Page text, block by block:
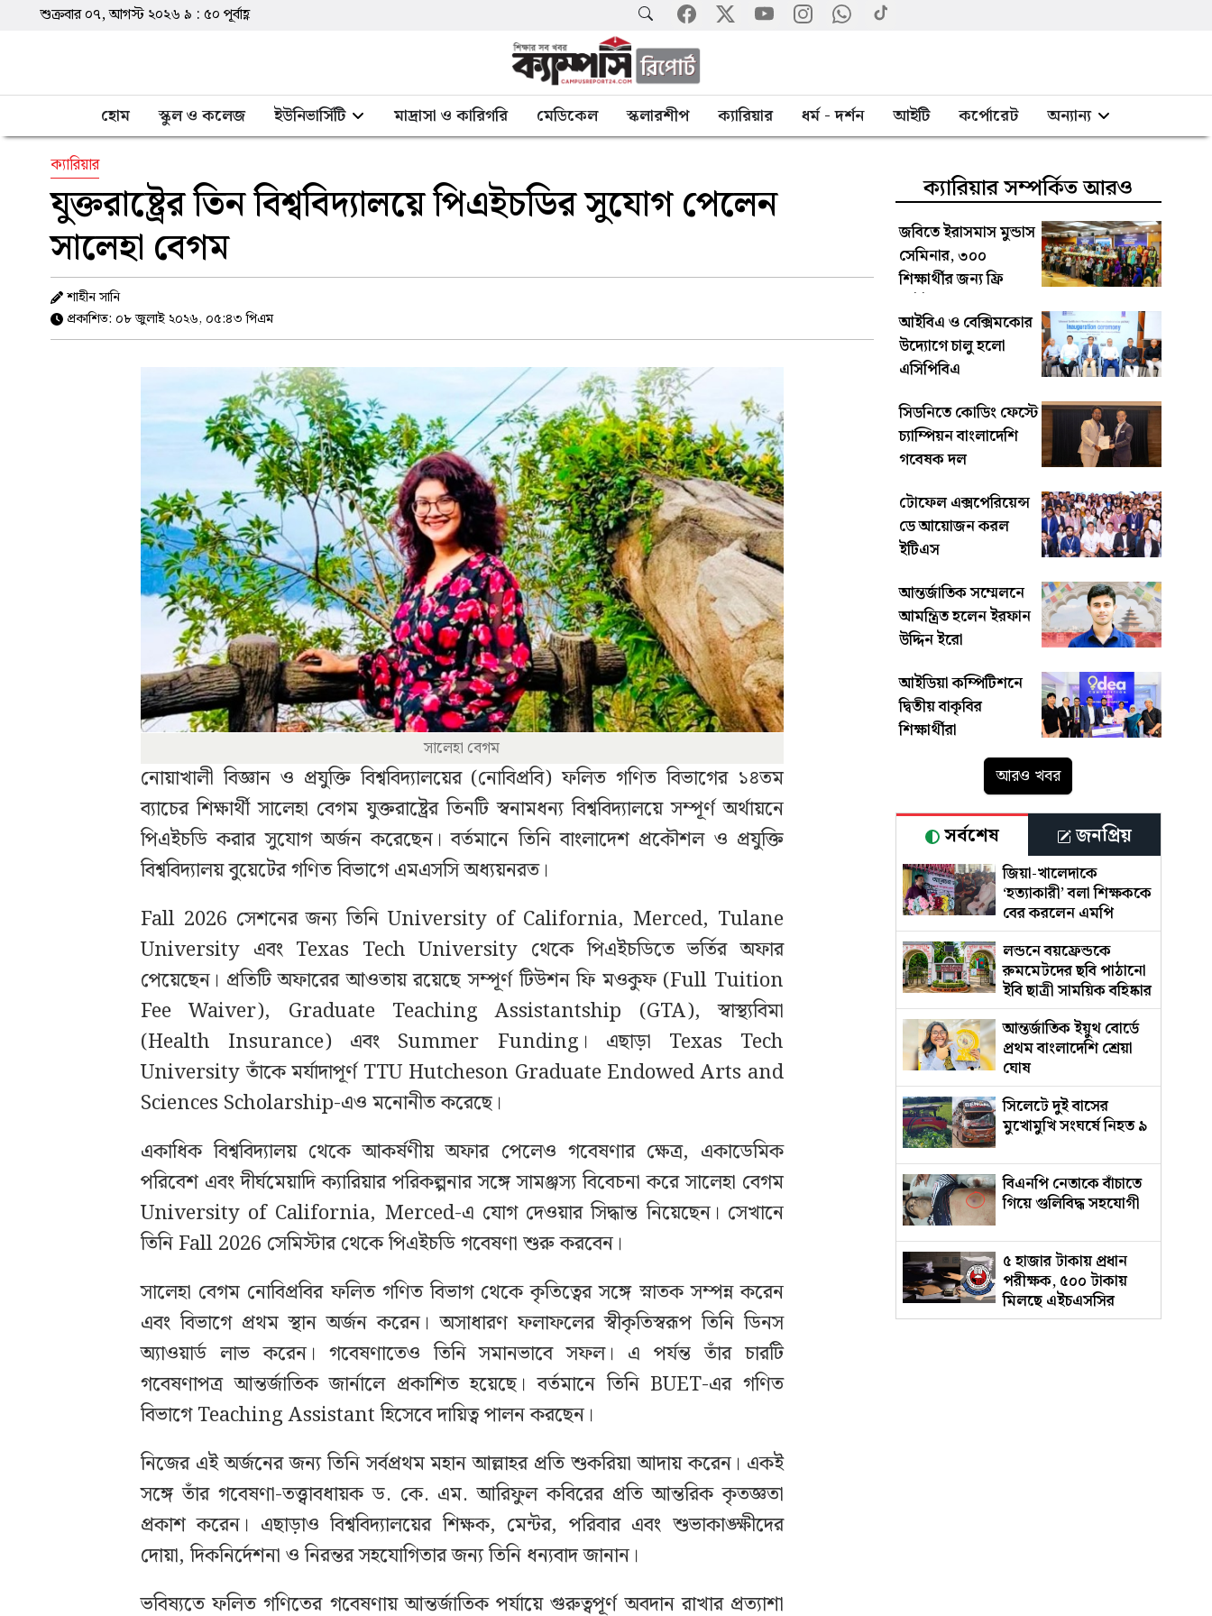
শুক্রবার ০৭, আগস্ট ২০২৬ ৯ : ৫০ পূর্বাহ্ণ
হোম স্কুল ও কলেজ ইউনিভার্সিটি মাদ্রাসা ও কারিগরি মেডিকেল স্কলারশীপ ক্যারিয়ার ধর্ম - দর্শন আইটি কর্পোরেট অন্যান্য
ক্যারিয়ার
যুক্তরাষ্ট্রের তিন বিশ্ববিদ্যালয়ে পিএইচডির সুযোগ পেলেন
সালেহা বেগম
শাহীন সানি
প্রকাশিত: ০৮ জুলাই ২০২৬, ০৫:৪৩ পিএম
সালেহা বেগম
নোয়াখালী বিজ্ঞান ও প্রযুক্তি বিশ্ববিদ্যালয়ের (নোবিপ্রবি) ফলিত গণিত বিভাগের ১৪তম
ব্যাচের শিক্ষার্থী সালেহা বেগম যুক্তরাষ্ট্রের তিনটি স্বনামধন্য বিশ্ববিদ্যালয়ে সম্পূর্ণ অর্থায়নে
পিএইচডি করার সুযোগ অর্জন করেছেন। বর্তমানে তিনি বাংলাদেশ প্রকৌশল ও প্রযুক্তি
বিশ্ববিদ্যালয় বুয়েটের গণিত বিভাগে এমএসসি অধ্যয়নরত।
Fall 2026 সেশনের জন্য তিনি University of California, Merced, Tulane
University এবং Texas Tech University থেকে পিএইচডিতে ভর্তির অফার
পেয়েছেন। প্রতিটি অফারের আওতায় রয়েছে সম্পূর্ণ টিউশন ফি মওকুফ (Full Tuition
Fee Waiver), Graduate Teaching Assistantship (GTA), স্বাস্থ্যবিমা
(Health Insurance) এবং Summer Funding। এছাড়া Texas Tech
University তাঁকে মর্যাদাপূর্ণ TTU Hutcheson Graduate Endowed Arts and
Sciences Scholarship-এও মনোনীত করেছে।
একাধিক বিশ্ববিদ্যালয় থেকে আকর্ষণীয় অফার পেলেও গবেষণার ক্ষেত্র, একাডেমিক
পরিবেশ এবং দীর্ঘমেয়াদি ক্যারিয়ার পরিকল্পনার সঙ্গে সামঞ্জস্য বিবেচনা করে সালেহা বেগম
University of California, Merced-এ যোগ দেওয়ার সিদ্ধান্ত নিয়েছেন। সেখানে
তিনি Fall 2026 সেমিস্টার থেকে পিএইচডি গবেষণা শুরু করবেন।
সালেহা বেগম নোবিপ্রবির ফলিত গণিত বিভাগ থেকে কৃতিত্বের সঙ্গে স্নাতক সম্পন্ন করেন
এবং বিভাগে প্রথম স্থান অর্জন করেন। অসাধারণ ফলাফলের স্বীকৃতিস্বরূপ তিনি ডিনস
অ্যাওয়ার্ড লাভ করেন। গবেষণাতেও তিনি সমানভাবে সফল। এ পর্যন্ত তাঁর চারটি
গবেষণাপত্র আন্তর্জাতিক জার্নালে প্রকাশিত হয়েছে। বর্তমানে তিনি BUET-এর গণিত
বিভাগে Teaching Assistant হিসেবে দায়িত্ব পালন করছেন।
নিজের এই অর্জনের জন্য তিনি সর্বপ্রথম মহান আল্লাহর প্রতি শুকরিয়া আদায় করেন। একই
সঙ্গে তাঁর গবেষণা-তত্ত্বাবধায়ক ড. কে. এম. আরিফুল কবিরের প্রতি আন্তরিক কৃতজ্ঞতা
প্রকাশ করেন। এছাড়াও বিশ্ববিদ্যালয়ের শিক্ষক, মেন্টর, পরিবার এবং শুভাকাঙ্ক্ষীদের
দোয়া, দিকনির্দেশনা ও নিরন্তর সহযোগিতার জন্য তিনি ধন্যবাদ জানান।
ভবিষ্যতে ফলিত গণিতের গবেষণায় আন্তর্জাতিক পর্যায়ে গুরুত্বপূর্ণ অবদান রাখার প্রত্যাশা
ক্যারিয়ার সম্পর্কিত আরও
জবিতে ইরাসমাস মুন্ডাস
সেমিনার, ৩০০
শিক্ষার্থীর জন্য ফ্রি
আইবিএ ও বেক্সিমকোর
উদ্যোগে চালু হলো
এসিপিবিএ
সিডনিতে কোডিং ফেস্টে
চ্যাম্পিয়ন বাংলাদেশি
গবেষক দল
টোফেল এক্সপেরিয়েন্স
ডে আয়োজন করল
ইটিএস
আন্তর্জাতিক সম্মেলনে
আমন্ত্রিত হলেন ইরফান
উদ্দিন ইরো
আইডিয়া কম্পিটিশনে
দ্বিতীয় বাকৃবির
শিক্ষার্থীরা
আরও খবর
সর্বশেষ জনপ্রিয়
জিয়া-খালেদাকে
‘হত্যাকারী’ বলা শিক্ষককে
বের করলেন এমপি
লন্ডনে বয়ফ্রেন্ডকে
রুমমেটদের ছবি পাঠানো
ইবি ছাত্রী সাময়িক বহিষ্কার
আন্তর্জাতিক ইয়ুথ বোর্ডে
প্রথম বাংলাদেশি শ্রেয়া
ঘোষ
সিলেটে দুই বাসের
মুখোমুখি সংঘর্ষে নিহত ৯
বিএনপি নেতাকে বাঁচাতে
গিয়ে গুলিবিদ্ধ সহযোগী
৫ হাজার টাকায় প্রধান
পরীক্ষক, ৫০০ টাকায়
মিলছে এইচএসসির
অতিরিক্ত খাতা